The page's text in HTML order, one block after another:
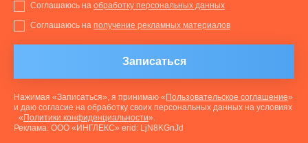
Соглашаюсь на обработку персональных данных
Соглашаюсь на получение рекламных материалов
Записаться
Нажимая «Записаться», я принимаю « Пользовательское соглашение»
и даю согласие на обработку своих персональных данных на условиях
« Политики конфиденциальности».
Реклама. ООО «ИНГЛЕКС» erid: LjN8KGnJd